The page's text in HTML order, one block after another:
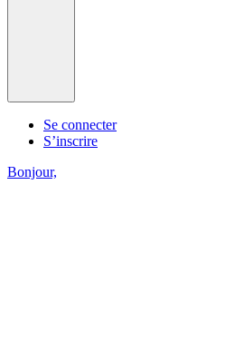
Se connecter
S’inscrire
Bonjour,